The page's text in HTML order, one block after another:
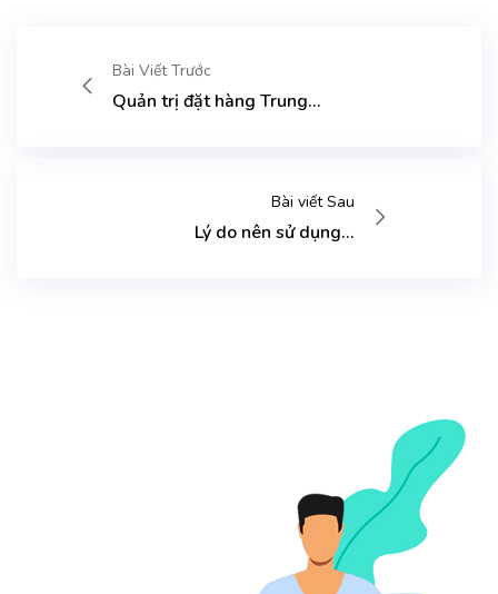
Bài Viết Trước
Quản trị đặt hàng Trung...
Bài viết Sau
Lý do nên sử dụng...